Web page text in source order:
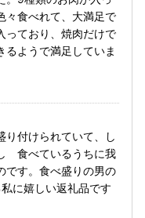
々食べれて、大満足で
っており、焼肉だけで
るようで満足していま
り付けられていて、し
食べているうちに我
です。食べ盛りの男の
に嬉しい返礼品です